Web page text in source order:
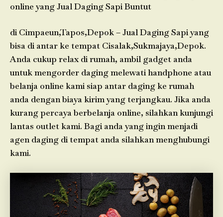
online yang Jual Daging Sapi Buntut
di Cimpaeun,Tapos,Depok – Jual Daging Sapi yang
bisa di antar ke tempat Cisalak,Sukmajaya,Depok.
Anda cukup relax di rumah, ambil gadget anda
untuk mengorder daging melewati handphone atau
belanja online kami siap antar daging ke rumah
anda dengan biaya kirim yang terjangkau. Jika anda
kurang percaya berbelanja online, silahkan kunjungi
lantas outlet kami. Bagi anda yang ingin menjadi
agen daging di tempat anda silahkan menghubungi
kami.